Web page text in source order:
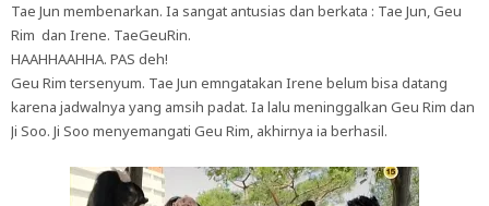
Tae Jun membenarkan. Ia sangat antusias dan berkata : Tae Jun, Geu
Rim dan Irene. TaeGeuRin.
HAAHHAAHHA. PAS deh!
Geu Rim tersenyum. Tae Jun emngatakan Irene belum bisa datang
karena jadwalnya yang amsih padat. Ia lalu meninggalkan Geu Rim dan
Ji Soo. Ji Soo menyemangati Geu Rim, akhirnya ia berhasil.